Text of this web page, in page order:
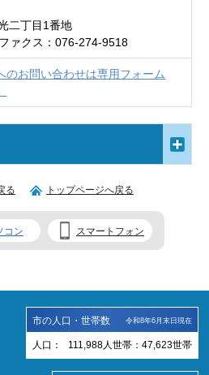
二丁目1番地
ァクス：076-274-9518
のお問い合わせは専用フォーム
る トップページへ戻る
コン スマートフォン
市の人口・世帯数 令和8年6月末日現在
人口： 111,988 人 世帯： 47,623世帯